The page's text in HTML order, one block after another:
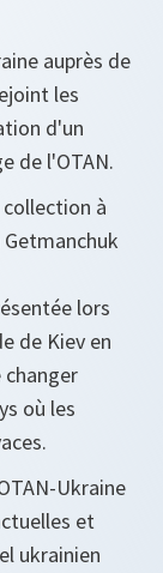
auprès de
les
d'un
de l'OTAN.
à
lors
de Kiev en
où les
Ukraine
et
ukrainien